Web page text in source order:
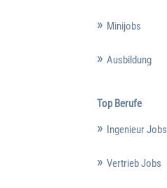
Minijobs
Ausbildung
Top Berufe
Ingenieur Jobs
Vertrieb Jobs